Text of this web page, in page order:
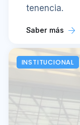
tenencia.
Saber más
INSTITUCIONAL